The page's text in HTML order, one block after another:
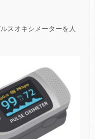
スオキシメーターを人